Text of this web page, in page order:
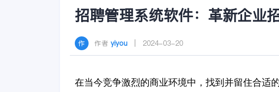
招聘管理系统软件：革新企业
作者 yiyou | 2024-03-20
在当今竞争激烈的商业环境中，找到并留住合适